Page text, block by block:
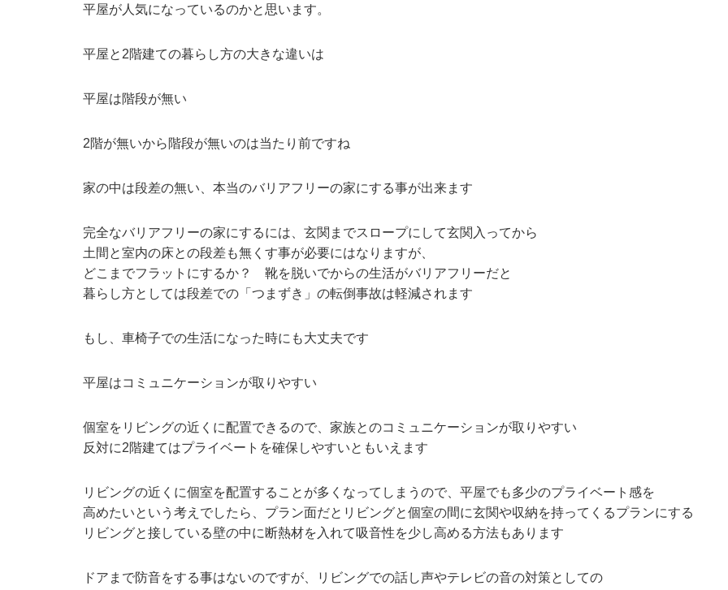
平屋が人気になっているのかと思います。
平屋と2階建ての暮らし方の大きな違いは
平屋は階段が無い
2階が無いから階段が無いのは当たり前ですね
家の中は段差の無い、本当のバリアフリーの家にする事が出来ます
完全なバリアフリーの家にするには、玄関までスロープにして玄関入ってから
土間と室内の床との段差も無くす事が必要にはなりますが、
どこまでフラットにするか？ 靴を脱いでからの生活がバリアフリーだと
暮らし方としては段差での「つまずき」の転倒事故は軽減されます
もし、車椅子での生活になった時にも大丈夫です
平屋はコミュニケーションが取りやすい
個室をリビングの近くに配置できるので、家族とのコミュニケーションが取りやすい
反対に2階建てはプライベートを確保しやすいともいえます
リビングの近くに個室を配置することが多くなってしまうので、平屋でも多少のプライベート感を
高めたいという考えでしたら、プラン面だとリビングと個室の間に玄関や収納を持ってくるプランにする
リビングと接している壁の中に断熱材を入れて吸音性を少し高める方法もあります
ドアまで防音をする事はないのですが、リビングでの話し声やテレビの音の対策としての